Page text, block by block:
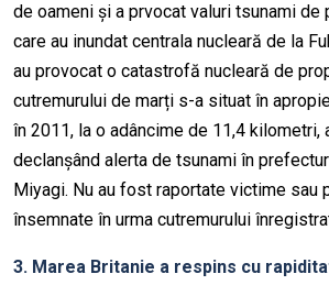
de oameni și a prvocat valuri tsunami de
care au inundat centrala nucleară de la
au provocat o catastrofă nucleară de
cutremurului de marți s-a situat în
în 2011, la o adâncime de 11,4 kilometri,
declanșând alerta de tsunami în
Miyagi. Nu au fost raportate victime sau
însemnate în urma cutremurului
3. Marea Britanie a respins cu